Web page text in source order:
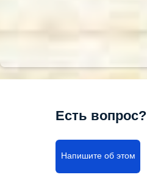
Есть вопрос?
Напишите об этом